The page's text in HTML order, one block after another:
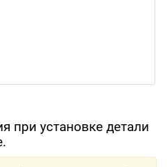
при установке детали